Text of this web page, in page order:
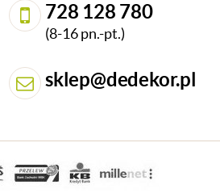
728 128 780
(8-16 pn.-pt.)
sklep@dedekor.pl